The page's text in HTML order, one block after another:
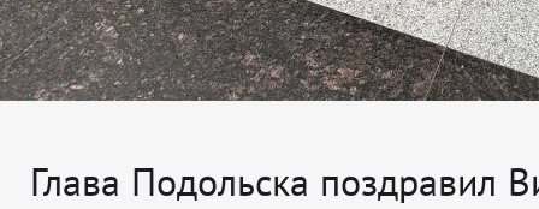
Глава Подольска поздравил